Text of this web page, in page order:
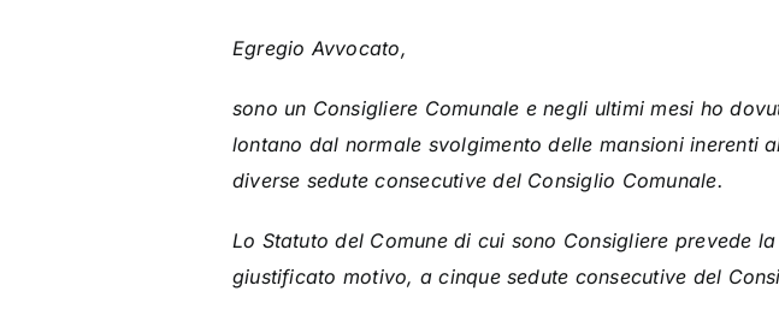
Egregio Avvocato,
sono un Consigliere Comunale e negli ultimi mesi ho
lontano dal normale svolgimento delle mansioni inerenti
diverse sedute consecutive del Consiglio Comunale.
Lo Statuto del Comune di cui sono Consigliere prevede
giustificato motivo, a cinque sedute consecutive del